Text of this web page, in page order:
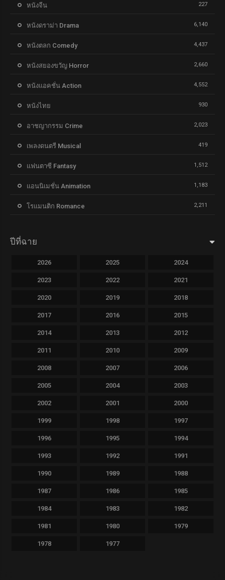
หนังจีน 227
หนังดราม่า Drama 6,140
หนังตลก Comedy 4,437
หนังสยองขวัญ Horror 2,660
หนังแอคชั่น Action 4,552
หนังไทย 930
อาชญากรรม Crime 2,023
เพลงดนตรี Musical 419
แฟนตาซี Fantasy 1,512
แอนนิเมชั่น Animation 1,183
โรแมนติก Romance 2,211
ปีที่ฉาย
2026 2025 2024
2023 2022 2021
2020 2019 2018
2017 2016 2015
2014 2013 2012
2011 2010 2009
2008 2007 2006
2005 2004 2003
2002 2001 2000
1999 1998 1997
1996 1995 1994
1993 1992 1991
1990 1989 1988
1987 1986 1985
1984 1983 1982
1981 1980 1979
1978 1977